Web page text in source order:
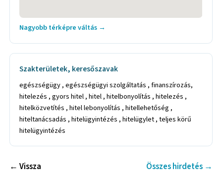
Nagyobb térképre váltás →
Szakterületek, keresőszavak
egészségügy , egészségügyi szolgáltatás , finanszírozás,
hitelezés , gyors hitel , hitel , hitelbonyolítás , hitelezés ,
hitelközvetítés , hitel lebonyolítás , hitellehetőség ,
hiteltanácsadás , hitelügyintézés , hitelügylet , teljes körű
hitelügyintézés
← Vissza Összes hirdetés →